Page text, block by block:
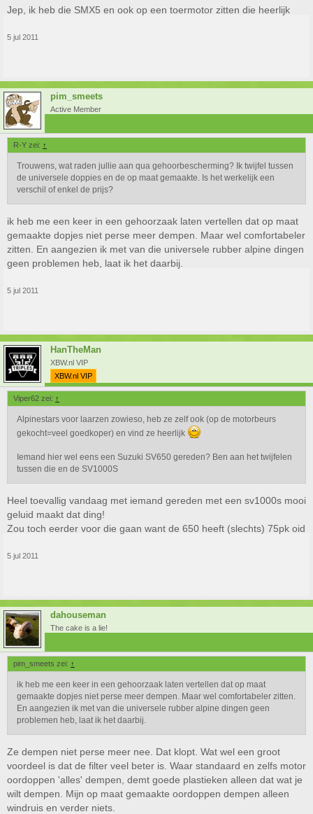
Jep, ik heb die SMX5 en ook op een toermotor zitten die heerlijk
5 jul 2011
pim_smeets
Active Member
R-Y zei: ↑
Trouwens, wat raden jullie aan qua gehoorbescherming? Ik twijfel tussen
de universele doppies en de op maat gemaakte. Is het werkelijk een
verschil of enkel de prijs?
ik heb me een keer in een gehoorzaak laten vertellen dat op maat
gemaakte dopjes niet perse meer dempen. Maar wel comfortabeler
zitten. En aangezien ik met van die universele rubber alpine dingen
geen problemen heb, laat ik het daarbij.
5 jul 2011
HanTheMan
XBW.nl VIP
XBW.nl VIP
Viper62 zei: ↑
Alpinestars voor laarzen zowieso, heb ze zelf ook (op de motorbeurs
gekocht=veel goedkoper) en vind ze heerlijk
Iemand hier wel eens een Suzuki SV650 gereden? Ben aan het twijfelen
tussen die en de SV1000S
Heel toevallig vandaag met iemand gereden met een sv1000s mooi
geluid maakt dat ding!
Zou toch eerder voor die gaan want de 650 heeft (slechts) 75pk oid
5 jul 2011
dahouseman
The cake is a lie!
pim_smeets zei: ↑
ik heb me een keer in een gehoorzaak laten vertellen dat op maat
gemaakte dopjes niet perse meer dempen. Maar wel comfortabeler zitten.
En aangezien ik met van die universele rubber alpine dingen geen
problemen heb, laat ik het daarbij.
Ze dempen niet perse meer nee. Dat klopt. Wat wel een groot
voordeel is dat de filter veel beter is. Waar standaard en zelfs motor
oordoppen 'alles' dempen, demt goede plastieken alleen dat wat je
wilt dempen. Mijn op maat gemaakte oordoppen dempen alleen
windruis en verder niets.